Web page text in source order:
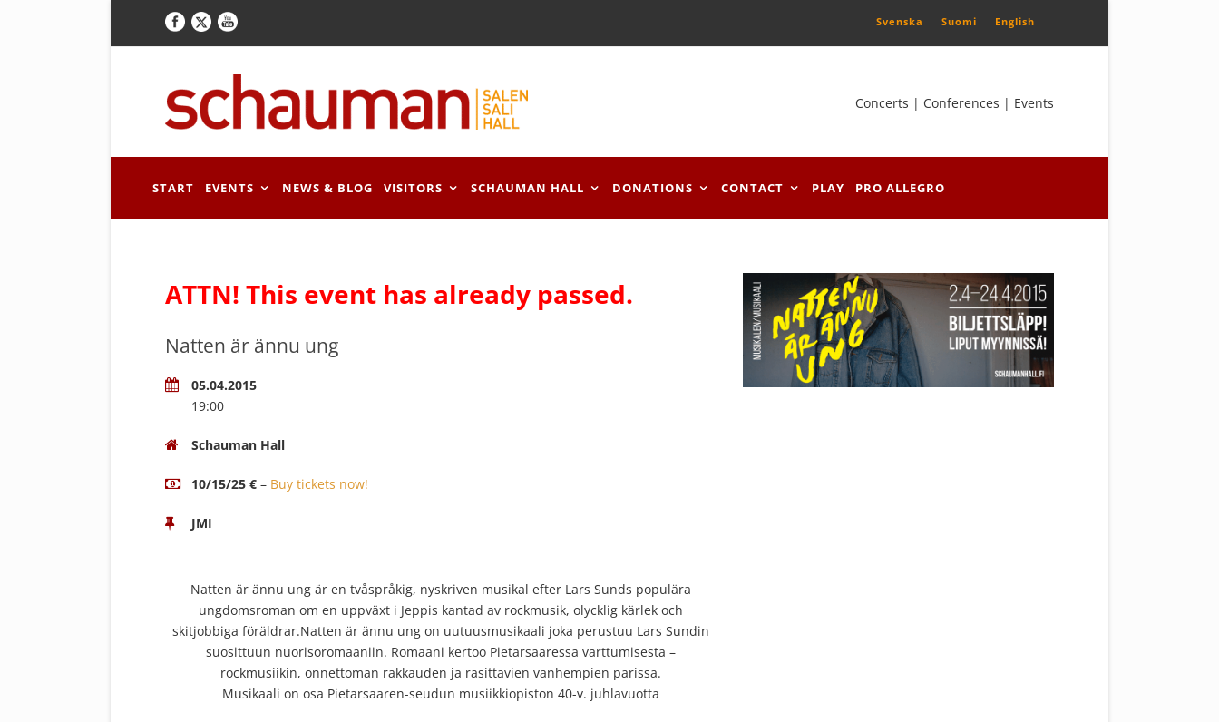
Svenska Suomi English
Concerts | Conferences | Events
START EVENTS NEWS & BLOG VISITORS SCHAUMAN HALL DONATIONS CONTACT PLAY PRO ALLEGRO
ATTN! This event has already passed.
Natten är ännu ung
05.04.2015
19:00
Schauman Hall
10/15/25 € – Buy tickets now!
JMI
Natten är ännu ung är en tvåspråkig, nyskriven musikal efter Lars Sunds populära
ungdomsroman om en uppväxt i Jeppis kantad av rockmusik, olycklig kärlek och
skitjobbiga föräldrar.Natten är ännu ung on uutuusmusikaali joka perustuu Lars Sundin
suosittuun nuorisoromaaniin. Romaani kertoo Pietarsaaressa varttumisesta –
rockmusiikin, onnettoman rakkauden ja rasittavien vanhempien parissa.
Musikaali on osa Pietarsaaren-seudun musiikkiopiston 40-v. juhlavuotta